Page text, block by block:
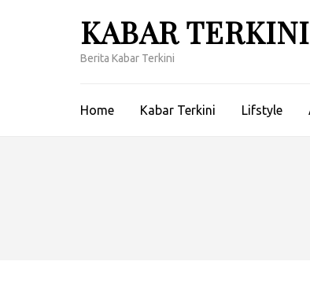
KABAR TERKINI
Berita Kabar Terkini
Home Kabar Terkini Lifstyle